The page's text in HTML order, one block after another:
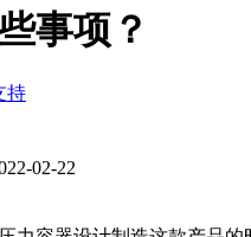
事项？
持
02-22